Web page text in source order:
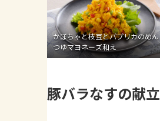
かぼちゃと枝豆とパプリカのめん
つゆマヨネーズ和え
豚バラなすの献立